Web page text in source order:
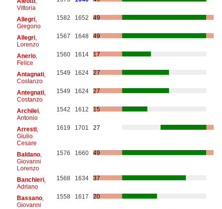
Vittoria
Allegri,
Gregorio
1582 1652 49
Allegri,
Lorenzo
1567 1648 49
Anerio,
Felice
1560 1614 17
Antagnati,
Costanzo
1549 1624 27
Antegnati,
Costanzo
1549 1624 27
Archilei,
Antonio
1542 1612 15
Arresti,
Giulio
Cesare
1619 1701 27
Baldano,
Giovanni
Lorenzo
1576 1660 49
Banchieri,
Adriano
1568 1634 37
Bassano,
Giovanni
1558 1617 20